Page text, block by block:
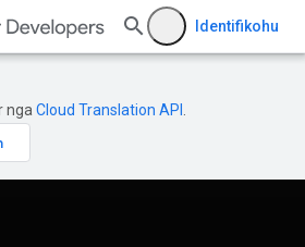
Identifikohu
nga Cloud Translation API